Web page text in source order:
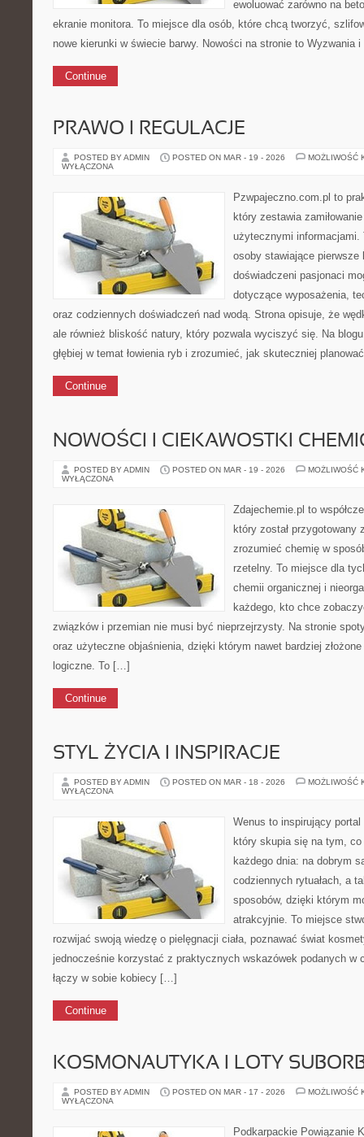
ewoluować zarówno na
ekranie monitora. To miejsce dla osób, które chcą tworzyć,
nowe kierunki w świecie barwy. Nowości na stronie to
Continue
PRAWO I REGULACJE
POSTED BY ADMIN POSTED ON MAR - 19 - 2026
MOŻLIWOŚĆ
WYŁĄCZONA
Pzwpajeczno.com.pl to
który zestawia
użytecznymi informacjami.
osoby stawiające pierwsze
doświadczeni pasjonaci
dotyczące wyposażenia,
oraz codziennych doświadczeń nad wodą. Strona opisuje, że
ale również bliskość natury, który pozwala wyciszyć się. Na
głębiej w temat łowienia ryb i zrozumieć, jak skuteczniej
Continue
NOWOŚCI I CIEKAWOSTKI
POSTED BY ADMIN POSTED ON MAR - 19 - 2026
MOŻLIWOŚĆ
WYŁĄCZONA
Zdajechemie.pl to
który został
zrozumieć chemię w
rzetelny. To miejsce dla
chemii organicznej i
każdego, kto chce
związków i przemian nie musi być nieprzejrzysty. Na stronie
oraz użyteczne objaśnienia, dzięki którym nawet bardziej
logiczne. To […]
Continue
STYL ŻYCIA I INSPIRACJE
POSTED BY ADMIN POSTED ON MAR - 18 - 2026
MOŻLIWOŚĆ
WYŁĄCZONA
Wenus to inspirujący
który skupia się na tym,
każdego dnia: na dobrym
codziennych rytuałach, a
sposobów, dzięki którym
atrakcyjnie. To miejsce
rozwijać swoją wiedzę o pielęgnacji ciała, poznawać świat
jednocześnie korzystać z praktycznych wskazówek podanych w
łączy w sobie kobiecy […]
Continue
KOSMONAUTYKA I LOTY
POSTED BY ADMIN POSTED ON MAR - 17 - 2026
MOŻLIWOŚĆ
WYŁĄCZONA
Podkarpackie Powiązanie